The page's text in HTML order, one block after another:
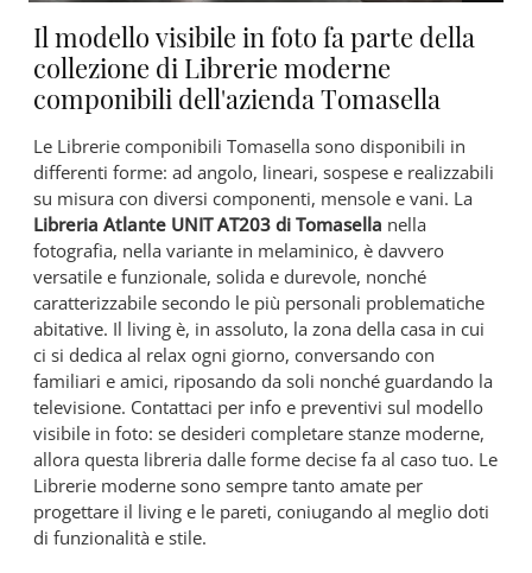
Il modello visibile in foto fa parte della
collezione di Librerie moderne
componibili dell'azienda Tomasella
Le Librerie componibili Tomasella sono disponibili in
differenti forme: ad angolo, lineari, sospese e realizzabili
su misura con diversi componenti, mensole e vani. La
Libreria Atlante UNIT AT203 di Tomasella nella
fotografia, nella variante in melaminico, è davvero
versatile e funzionale, solida e durevole, nonché
caratterizzabile secondo le più personali problematiche
abitative. Il living è, in assoluto, la zona della casa in cui
ci si dedica al relax ogni giorno, conversando con
familiari e amici, riposando da soli nonché guardando la
televisione. Contattaci per info e preventivi sul modello
visibile in foto: se desideri completare stanze moderne,
allora questa libreria dalle forme decise fa al caso tuo. Le
Librerie moderne sono sempre tanto amate per
progettare il living e le pareti, coniugando al meglio doti
di funzionalità e stile.